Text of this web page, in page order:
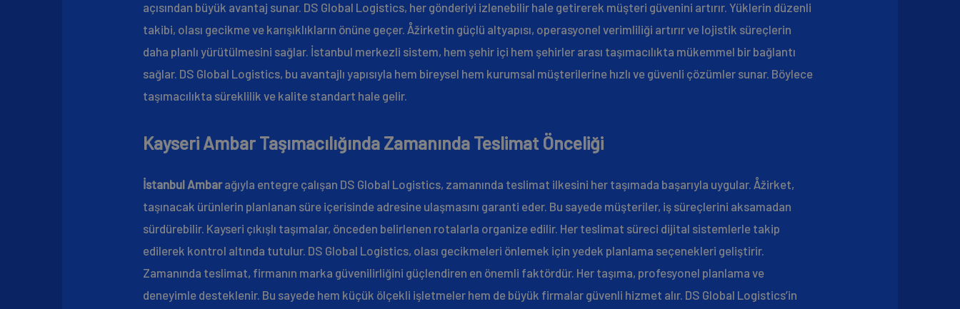
açısından büyük avantaj sunar. DS Global Logistics, her gönderiyi izlenebilir hale getirerek müşteri güvenini artırır. Yüklerin düzenli
takibi, olası gecikme ve karışıklıkların önüne geçer. Åžirketin güçlü altyapısı, operasyonel verimliliği artırır ve lojistik süreçlerin
daha planlı yürütülmesini sağlar. İstanbul merkezli sistem, hem şehir içi hem şehirler arası taşımacılıkta mükemmel bir bağlantı
sağlar. DS Global Logistics, bu avantajlı yapısıyla hem bireysel hem kurumsal müşterilerine hızlı ve güvenli çözümler sunar. Böylece
taşımacılıkta süreklilik ve kalite standart hale gelir.
Kayseri Ambar Taşımacılığında Zamanında Teslimat Önceliği
İstanbul Ambarağıyla entegre çalışan DS Global Logistics, zamanında teslimat ilkesini her taşımada başarıyla uygular. Åžirket,
taşınacak ürünlerin planlanan süre içerisinde adresine ulaşmasını garanti eder. Bu sayede müşteriler, iş süreçlerini aksamadan
sürdürebilir. Kayseri çıkışlı taşımalar, önceden belirlenen rotalarla organize edilir. Her teslimat süreci dijital sistemlerle takip
edilerek kontrol altında tutulur. DS Global Logistics, olası gecikmeleri önlemek için yedek planlama seçenekleri geliştirir.
Zamanında teslimat, firmanın marka güvenilirliğini güçlendiren en önemli faktördür. Her taşıma, profesyonel planlama ve
deneyimle desteklenir. Bu sayede hem küçük ölçekli işletmeler hem de büyük firmalar güvenli hizmet alır. DS Global Logistics’in